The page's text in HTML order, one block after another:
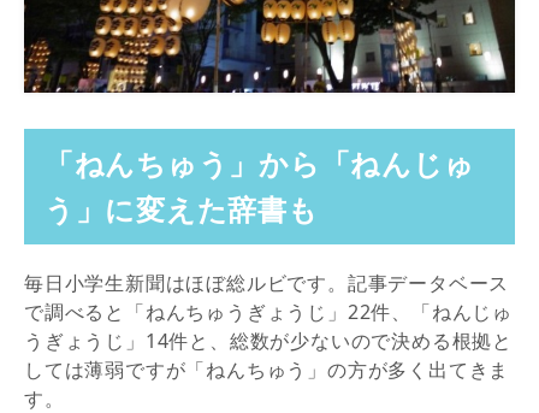
「ねんちゅう」から「ねんじゅ
う」に変えた辞書も
毎日小学生新聞はほぼ総ルビです。記事データベース
で調べると「ねんちゅうぎょうじ」22件、「ねんじゅ
うぎょうじ」14件と、総数が少ないので決める根拠と
しては薄弱ですが「ねんちゅう」の方が多く出てきま
す。